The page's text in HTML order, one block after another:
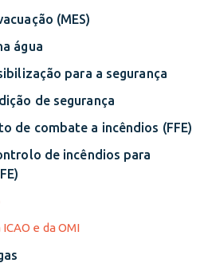
(MES)
água
para a segurança
de segurança
de combate a incêndios (FFE)
de incêndios para
e da OMI